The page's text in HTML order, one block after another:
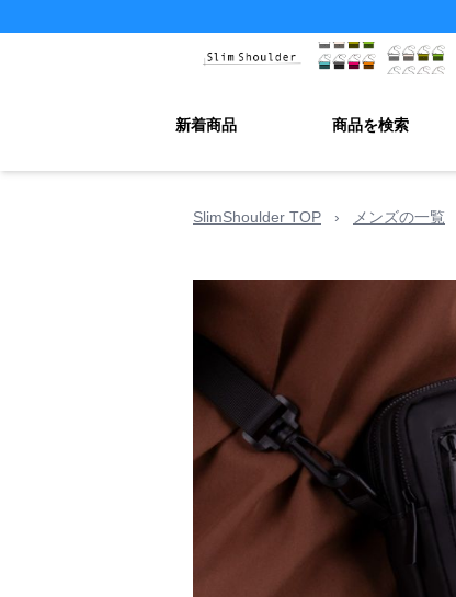
新着商品 商品を検索
SlimShoulder TOP › メンズの一覧